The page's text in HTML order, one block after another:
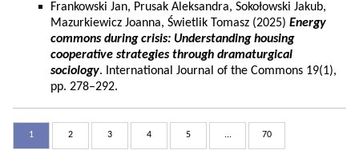
Frankowski Jan, Prusak Aleksandra, Sokołowski Jakub,
Mazurkiewicz Joanna, Świetlik Tomasz (2025) Energy
commons during crisis: Understanding housing
cooperative strategies through dramaturgical
sociology. International Journal of the Commons 19(1),
pp. 278–292.
1 2 3 4 5 ... 70